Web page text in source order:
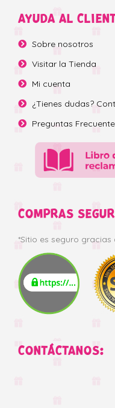
AYUDA AL
Sobre nosotros
Visitar la Tienda
Mi cuenta
¿Tienes dudas?
Preguntas
COMPRAS
*Sitio es seguro gracias
CONTÁCTANOS: